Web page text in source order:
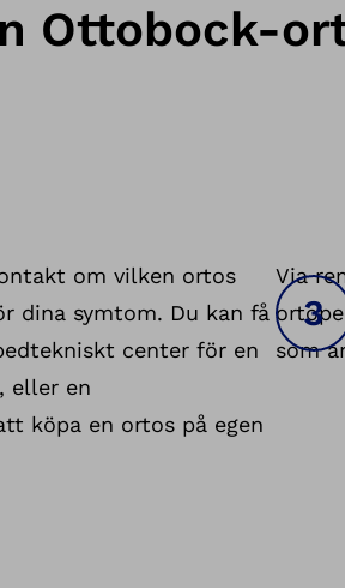
Ottobock-
om vilken ortos
dina symtom. Du kan få
center för en
eller en
köpa en ortos på egen
Via
som